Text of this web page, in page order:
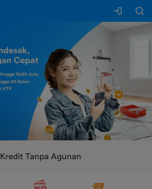
Kredit Tanpa Agunan